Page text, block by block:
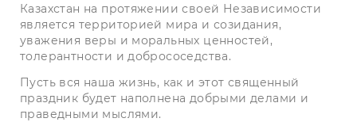
Казахстан на протяжении своей Независимости
является территорией мира и созидания,
уважения веры и моральных ценностей,
толерантности и добрососедства.
Пусть вся наша жизнь, как и этот священный
праздник будет наполнена добрыми делами и
праведными мыслями.